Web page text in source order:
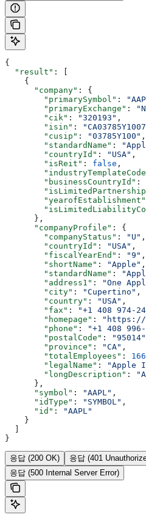
{
  "result"
: [
    {
      "company"
: {
        "primarySymbol"
:
        "primaryExchange"
:
        "cik"
: "320193" ,
        "isin"
:
        "cusip"
: "03785Y100" ,
        "standardName"
:
        "countryId"
: "USA" ,
        "isReit"
: false ,
        "businessCountryId"
:
        "yearofEstablishment"
      },
      "companyProfile"
: {
        "companyStatus"
: "U" ,
        "countryId"
: "USA" ,
        "fiscalYearEnd"
: "9" ,
        "shortName"
: "Apple" ,
        "standardName"
:
        "address1"
: "One
        "city"
: "Cupertino" ,
        "country"
: "USA" ,
        "fax"
: "+1 408 974-
        "homepage"
: "https://
        "phone"
: "+1 408
        "postalCode"
: "95014"
        "province"
: "CA" ,
        "totalEmployees"
:
        "legalName"
: "Apple
        "longDescription"
:
      },
      "symbol"
: "AAPL" ,
      "idType"
: "SYMBOL" ,
      "id"
:
"AAPL"
    }
}
응답 (200 OK) 응답 (401
응답 (500 Internal Server Error)